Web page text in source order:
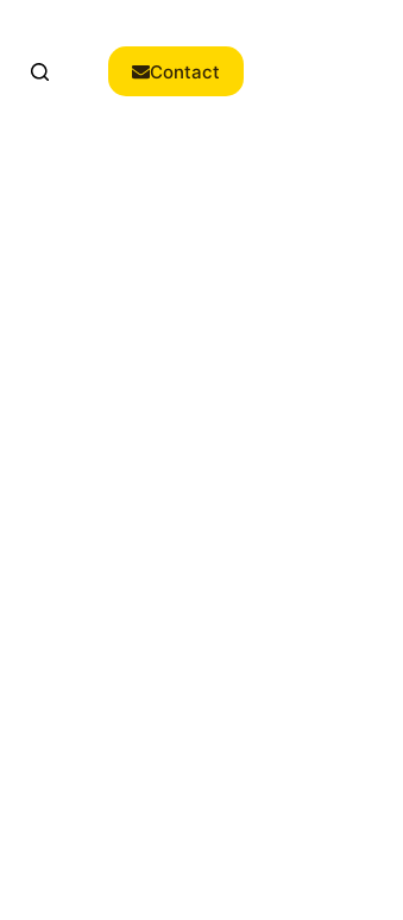
Contact